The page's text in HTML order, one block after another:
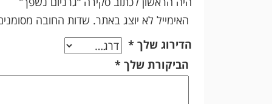
האימייל לא יוצג באתר. שדות החובה
הדירוג שלך *
הביקורת שלך *